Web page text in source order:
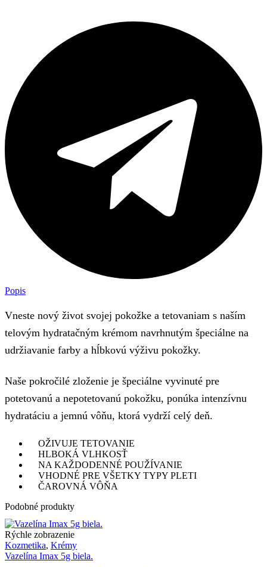
Popis
Vneste nový život svojej pokožke a tetovaniam s naším
telovým hydratačným krémom navrhnutým špeciálne na
udržiavanie farby a hĺbkovú výživu pokožky.
Naše pokročilé zloženie je špeciálne vyvinuté pre
potetovanú a nepotetovanú pokožku, ponúka intenzívnu
hydratáciu a jemnú vôňu, ktorá vydrží celý deň.
OŽIVUJE TETOVANIE
HLBOKÁ VLHKOSŤ
NA KAŽDODENNÉ POUŽÍVANIE
VHODNÉ PRE VŠETKY TYPY PLETI
ČAROVNÁ VÔŇA
Podobné produkty
Rýchle zobrazenie
Kozmetika, Krémy
Vazelína Imax 5g biela.